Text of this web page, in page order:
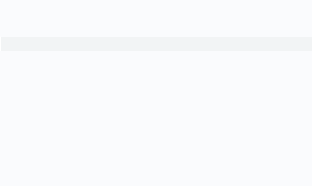
button_bg_color=”#09e1c0″ button_border_width=”10px”
button_on_hover=”off” custom_margin=”20px|||”
box_shadow_blur=”50px” box_shadow_spread=”5px”
button_text_size__hover=”null”
button_text_color__hover_enabled=”off”
button_letter_spacing__hover=”2px”
button_two_letter_spacing__hover=”null”
custom_padding__hover=”|||”][et_pb_image src=”https://dibatrader.com/